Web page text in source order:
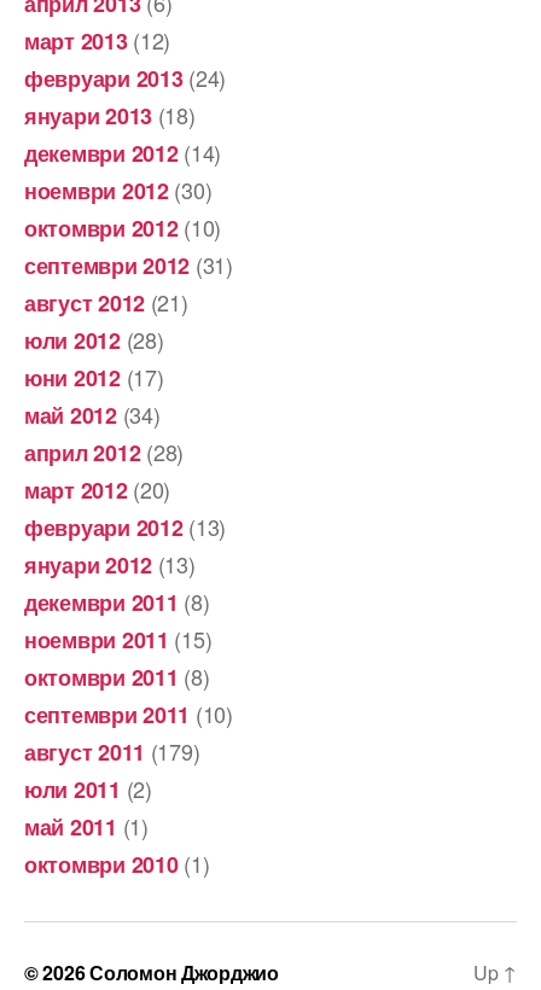
март 2013(12)
февруари 2013(24)
януари 2013 (18)
декември 2012(14)
ноември 2012(30)
октомври 2012(10)
септември 2012 (31)
август 2012 (21)
юли 2012(28)
юни 2012(17)
май 2012(34)
април 2012(28)
март 2012(20)
февруари 2012(13)
януари 2012 (13)
декември 2011 (8)
ноември 2011 (15)
октомври 2011 (8)
септември 2011 (10)
август 2011 (179)
юли 2011 (2)
май 2011 (1)
октомври 2010(1)
© 2026Соломон Джорджио Up ↑